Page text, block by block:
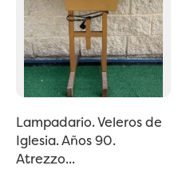
Lampadario. Veleros de
Iglesia. Años 90.
Atrezzo...